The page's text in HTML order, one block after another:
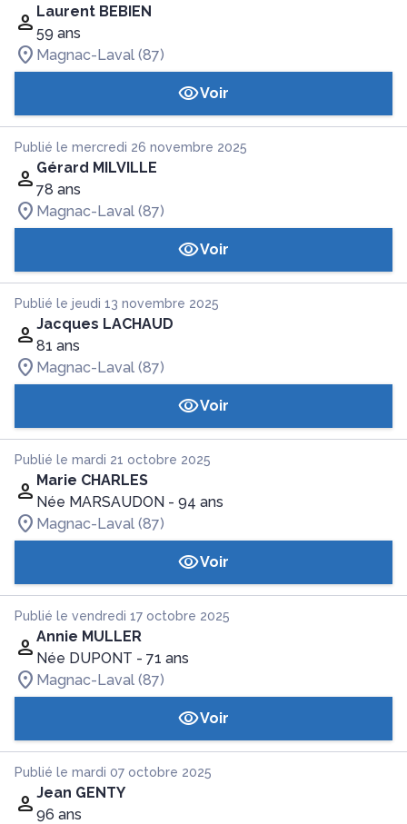
Laurent BEBIEN
59 ans
Magnac-Laval (87)
Voir
Publié le mercredi 26 novembre 2025
Gérard MILVILLE
78 ans
Magnac-Laval (87)
Voir
Publié le jeudi 13 novembre 2025
Jacques LACHAUD
81 ans
Magnac-Laval (87)
Voir
Publié le mardi 21 octobre 2025
Marie CHARLES
Née MARSAUDON - 94 ans
Magnac-Laval (87)
Voir
Publié le vendredi 17 octobre 2025
Annie MULLER
Née DUPONT - 71 ans
Magnac-Laval (87)
Voir
Publié le mardi 07 octobre 2025
Jean GENTY
96 ans